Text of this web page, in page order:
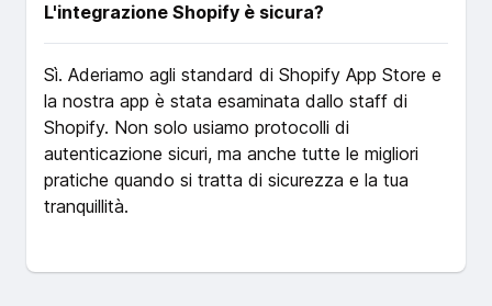
L'integrazione Shopify è sicura?
Sì. Aderiamo agli standard di Shopify App Store e
la nostra app è stata esaminata dallo staff di
Shopify. Non solo usiamo protocolli di
autenticazione sicuri, ma anche tutte le migliori
pratiche quando si tratta di sicurezza e la tua
tranquillità.